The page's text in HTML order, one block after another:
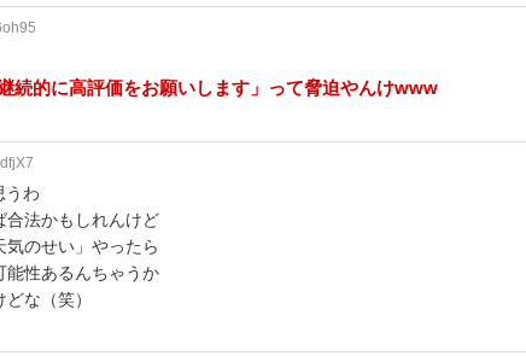
続的に高評価をお願いします」って脅迫やんけwww
うわ
合法かもしれんけど
のせい」やったら
能性あるんちゃうか
な（笑）